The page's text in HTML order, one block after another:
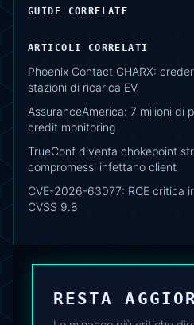
GUIDE CORRELATE
ARTICOLI CORRELATI
Phoenix Contact CHARX:
stazioni di ricarica EV
AssuranceAmerica: 7 milioni di
credit monitoring
TrueConf diventa chokepoint
compromessi infettano client
CVE-2026-63077: RCE critica
CVSS 9.8
RESTA